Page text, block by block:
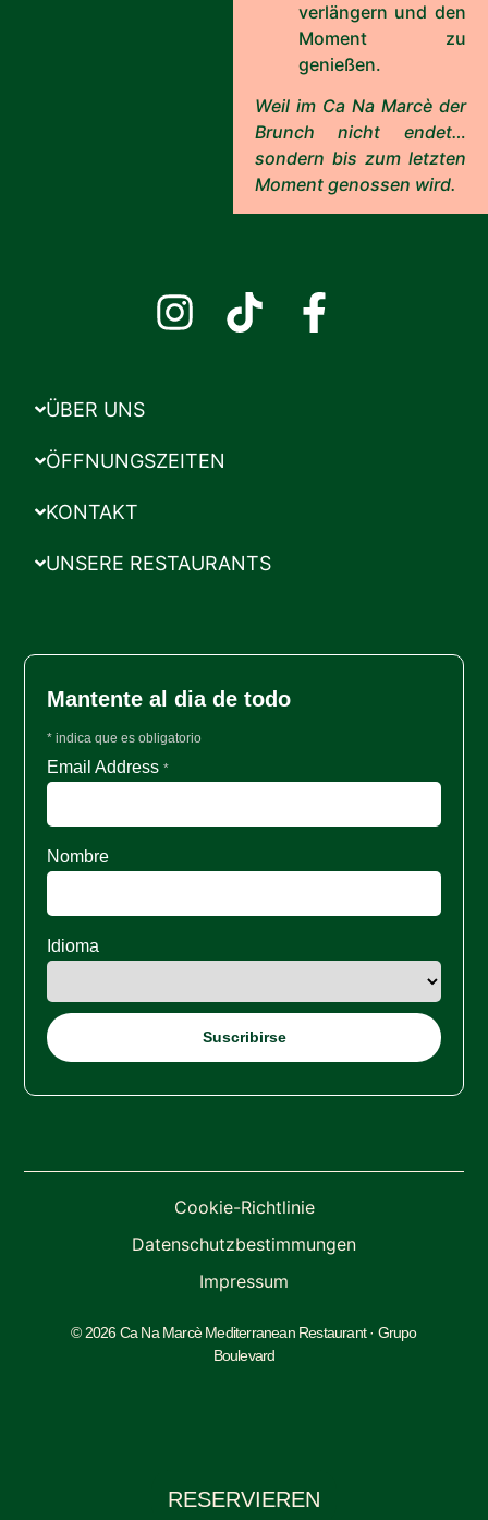
verlängern und den
Moment zu
genießen.
Weil im Ca Na Marcè der
Brunch nicht endet…
sondern bis zum letzten
Moment genossen wird.
ÜBER UNS
ÖFFNUNGSZEITEN
KONTAKT
UNSERE RESTAURANTS
Mantente al dia de todo
* indica que es obligatorio
Email Address*
Nombre
Idioma
Cookie-Richtlinie
Datenschutzbestimmungen
Impressum
© 2026 Ca Na Marcè Mediterranean Restaurant · Grupo
Boulevard
RESERVIEREN